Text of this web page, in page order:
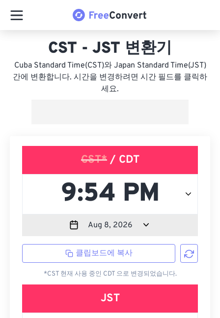
CST - JST 변환기
Cuba Standard Time(CST)와 Japan Standard Time(JST)
간에 변환합니다. 시간을 변경하려면 시간 필드를 클릭하
세요.
CST*/ CDT
클립보드에 복사
*CST 현재 사용 중인 CDT 으로 변경되었습니다.
JST